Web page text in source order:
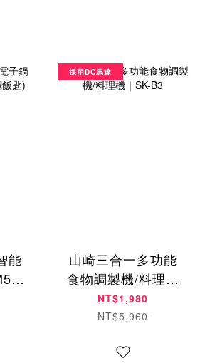
能
採用DC馬達
山崎三合一多功能
食物調製機/料理機
｜SK-B3
NT$1,980
NT$5,960